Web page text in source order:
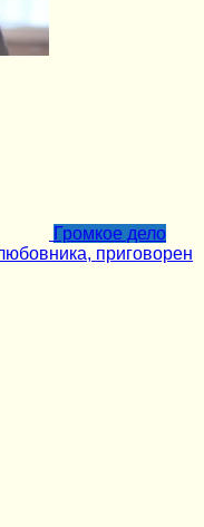
Громкое дело
приговорен